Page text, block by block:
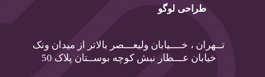
طراحی لوگو
تــهران ، خــــیابان ولیعـــصر بالاتر از میدان ونک
خیابان عـــطار نبش کوچه بوســتان پلاک 50